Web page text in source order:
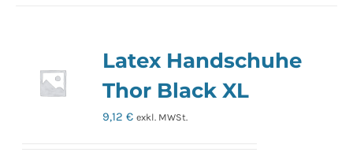
Latex Handschuhe
Thor Black XL
9,12€ exkl. MWSt.